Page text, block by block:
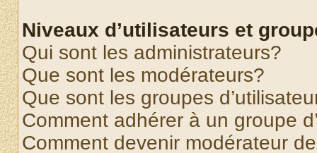
Niveaux d’utilisateurs et
Qui sont les administrateurs?
Que sont les modérateurs?
Que sont les groupes
Comment adhérer à un groupe
Comment devenir modérateur